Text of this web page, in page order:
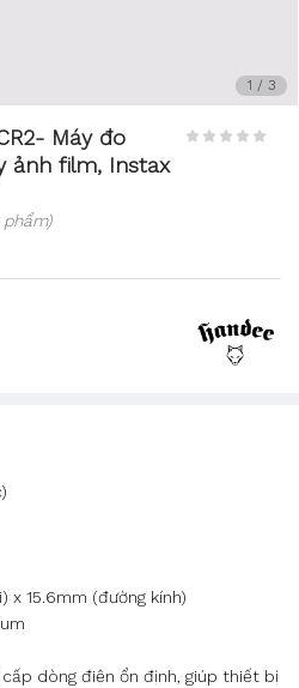
1 / 3
Máy đo
ảnh film, Instax
x 15.6mm (đường kính)
cấp dòng điện ổn định, giúp thiết bị